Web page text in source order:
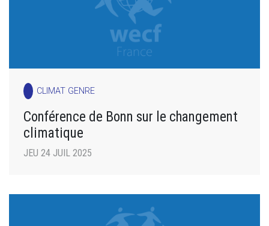
CLIMAT GENRE
Conférence de Bonn sur le changement
climatique
JEU 24 JUIL 2025